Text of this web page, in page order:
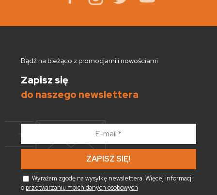
Bądź na bieżąco z promocjami i nowościami
Zapisz się
do naszego newslettera
*
Wyrażam zgodę na wysyłkę newslettera. Więcej informacji
o przetwarzaniu moich danych osobowych